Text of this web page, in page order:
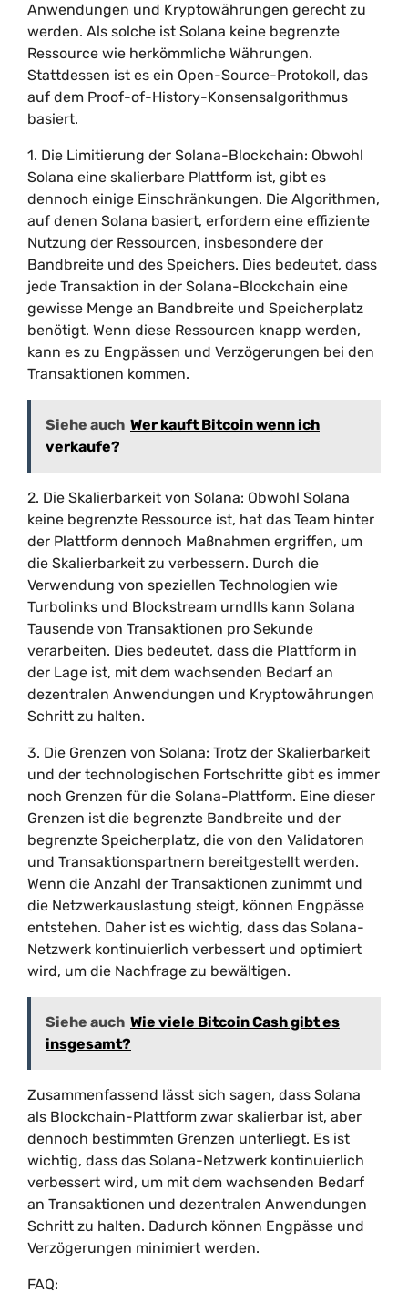
Anwendungen und Kryptowährungen gerecht zu
werden. Als solche ist Solana keine begrenzte
Ressource wie herkömmliche Währungen.
Stattdessen ist es ein Open-Source-Protokoll, das
auf dem Proof-of-History-Konsensalgorithmus
basiert.
1. Die Limitierung der Solana-Blockchain: Obwohl
Solana eine skalierbare Plattform ist, gibt es
dennoch einige Einschränkungen. Die Algorithmen,
auf denen Solana basiert, erfordern eine effiziente
Nutzung der Ressourcen, insbesondere der
Bandbreite und des Speichers. Dies bedeutet, dass
jede Transaktion in der Solana-Blockchain eine
gewisse Menge an Bandbreite und Speicherplatz
benötigt. Wenn diese Ressourcen knapp werden,
kann es zu Engpässen und Verzögerungen bei den
Transaktionen kommen.
Siehe auch Wer kauft Bitcoin wenn ich
verkaufe?
2. Die Skalierbarkeit von Solana: Obwohl Solana
keine begrenzte Ressource ist, hat das Team hinter
der Plattform dennoch Maßnahmen ergriffen, um
die Skalierbarkeit zu verbessern. Durch die
Verwendung von speziellen Technologien wie
Turbolinks und Blockstream urndlls kann Solana
Tausende von Transaktionen pro Sekunde
verarbeiten. Dies bedeutet, dass die Plattform in
der Lage ist, mit dem wachsenden Bedarf an
dezentralen Anwendungen und Kryptowährungen
Schritt zu halten.
3. Die Grenzen von Solana: Trotz der Skalierbarkeit
und der technologischen Fortschritte gibt es immer
noch Grenzen für die Solana-Plattform. Eine dieser
Grenzen ist die begrenzte Bandbreite und der
begrenzte Speicherplatz, die von den Validatoren
und Transaktionspartnern bereitgestellt werden.
Wenn die Anzahl der Transaktionen zunimmt und
die Netzwerkauslastung steigt, können Engpässe
entstehen. Daher ist es wichtig, dass das Solana-
Netzwerk kontinuierlich verbessert und optimiert
wird, um die Nachfrage zu bewältigen.
Siehe auch Wie viele Bitcoin Cash gibt es
insgesamt?
Zusammenfassend lässt sich sagen, dass Solana
als Blockchain-Plattform zwar skalierbar ist, aber
dennoch bestimmten Grenzen unterliegt. Es ist
wichtig, dass das Solana-Netzwerk kontinuierlich
verbessert wird, um mit dem wachsenden Bedarf
an Transaktionen und dezentralen Anwendungen
Schritt zu halten. Dadurch können Engpässe und
Verzögerungen minimiert werden.
FAQ: